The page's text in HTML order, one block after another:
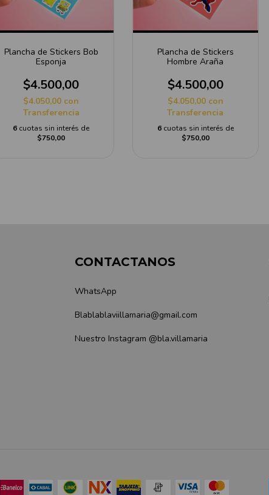
Plancha de Stickers Bob
Esponja
$4.500,00
$4.050,00 con
Transferencia
6 cuotas sin interés de
$750,00
Plancha de Stickers
Hombre Araña
$4.500,00
$4.050,00 con
Transferencia
6 cuotas sin interés de
$750,00
CONTACTANOS
WhatsApp
Blablablaviillamaria@gmail.com
Nuestro Instagram @bla.villamaria